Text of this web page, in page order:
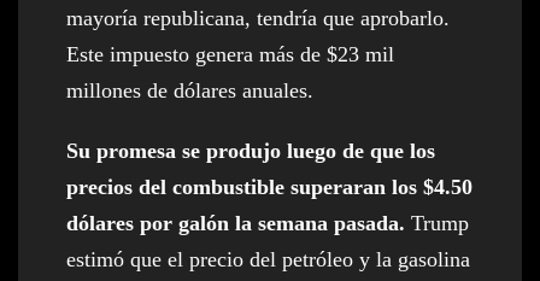
mayoría republicana, tendría que aprobarlo.
Este impuesto genera más de $23 mil
millones de dólares anuales.
Su promesa se produjo luego de que los
precios del combustible superaran los $4.50
dólares por galón la semana pasada. Trump
estimó que el precio del petróleo y la gasolina